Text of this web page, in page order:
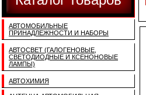
АВТОМОБИЛЬНЫЕ
ПРИНАДЛЕЖНОСТИ И НАБОРЫ
АВТОСВЕТ (ГАЛОГЕНОВЫЕ,
СВЕТОДИОДНЫЕ И КСЕНОНОВЫЕ
ЛАМПЫ)
АВТОХИМИЯ